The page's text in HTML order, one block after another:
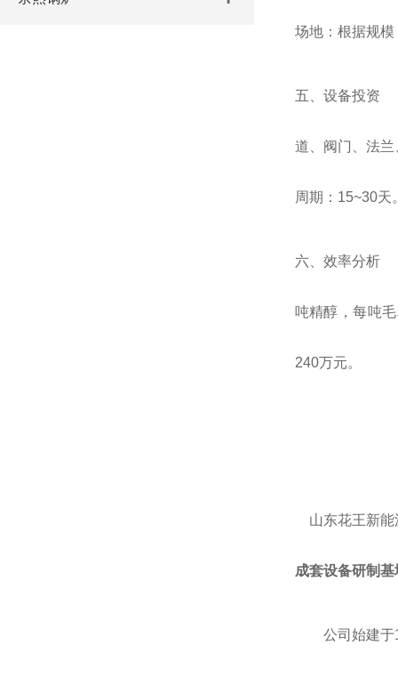
场地：根据规模
五、设备投资
道、阀门、法
周期： 15~30天
六、效率分
吨精醇，每吨
240万元。
山东花王新
成套设备研制基
公司 始建于